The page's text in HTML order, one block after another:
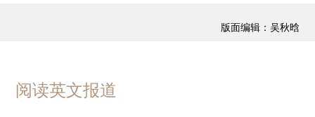
版面编辑：吴秋晗
阅读英文报道